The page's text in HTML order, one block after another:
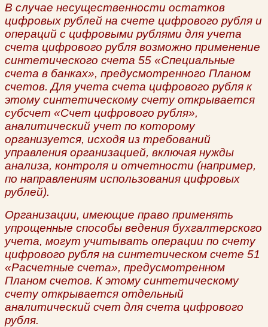
В случае несущественности остатков
цифровых рублей на счете цифрового рубля и
операций с цифровыми рублями для учета
счета цифрового рубля возможно применение
синтетического счета 55 «Специальные
счета в банках», предусмотренного Планом
счетов. Для учета счета цифрового рубля к
этому синтетическому счету открывается
субсчет «Счет цифрового рубля»,
аналитический учет по которому
организуется, исходя из требований
управления организацией, включая нужды
анализа, контроля и отчетности (например,
по направлениям использования цифровых
рублей).
Организации, имеющие право применять
упрощенные способы ведения бухгалтерского
учета, могут учитывать операции по счету
цифрового рубля на синтетическом счете 51
«Расчетные счета», предусмотренном
Планом счетов. К этому синтетическому
счету открывается отдельный
аналитический счет для счета цифрового
рубля.